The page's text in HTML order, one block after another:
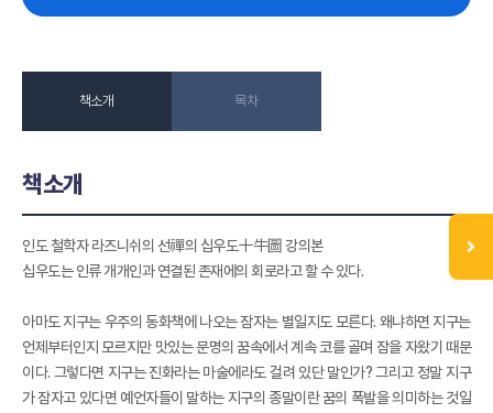
책소개 목차
책소개
인도 철학자 라즈니쉬의 선禪의 십우도十牛圖 강의본
십우도는 인류 개개인과 연결된 존재에의 회로라고 할 수 있다.
아마도 지구는 우주의 동화책에 나오는 잠자는 별일지도 모른다. 왜냐하면 지구는
언제부터인지 모르지만 맛있는 문명의 꿈속에서 계속 코를 골며 잠을 자왔기 때문
이다. 그렇다면 지구는 진화라는 마술에라도 걸려 있단 말인가? 그리고 정말 지구
가 잠자고 있다면 예언자들이 말하는 지구의 종말이란 꿈의 폭발을 의미하는 것일